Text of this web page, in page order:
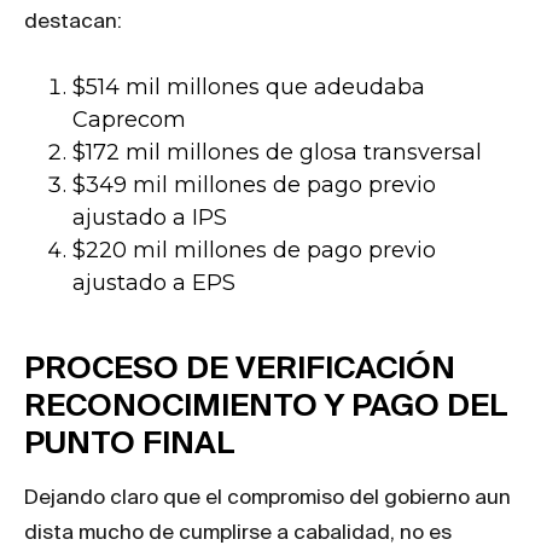
destacan:
$514 mil millones que adeudaba
Caprecom
$172 mil millones de glosa transversal
$349 mil millones de pago previo
ajustado a IPS
$220 mil millones de pago previo
ajustado a EPS
PROCESO DE VERIFICACIÓN
RECONOCIMIENTO Y PAGO DEL
PUNTO FINAL
Dejando claro que el compromiso del gobierno aun
dista mucho de cumplirse a cabalidad, no es